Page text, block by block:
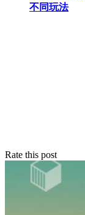
不同玩法
Rate this post